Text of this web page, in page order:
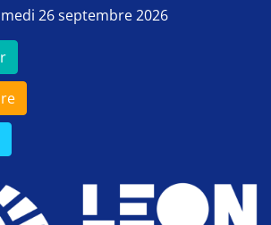
26 septembre 2026